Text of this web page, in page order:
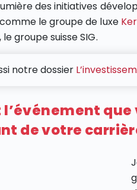
des initiatives
le groupe de luxe
groupe suisse SIG.
notre dossier
l’événement
de votre